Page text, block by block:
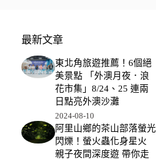
最新文章
東北角旅遊推薦！6個絕
美景點 「外澳月夜．浪
花市集」8/24、25 連兩
日點亮外澳沙灘
2024-08-10
阿里山鄉的茶山部落螢光
閃爍！螢火蟲化身星火
親子夜間深度遊 帶你走